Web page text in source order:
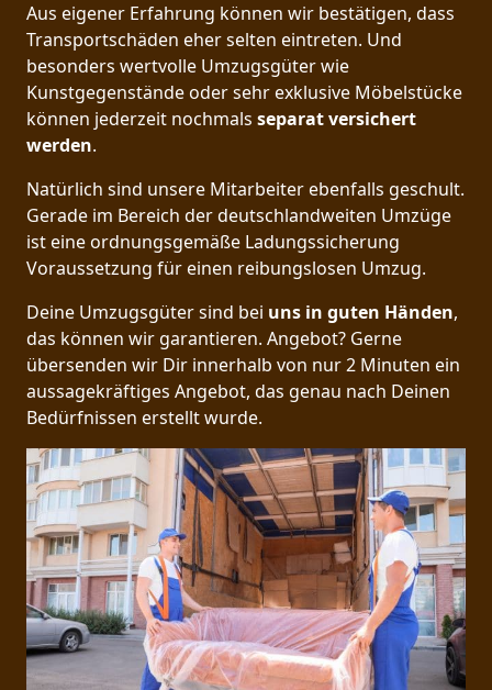
Aus eigener Erfahrung können wir bestätigen, dass
Transportschäden eher selten eintreten. Und
besonders wertvolle Umzugsgüter wie
Kunstgegenstände oder sehr exklusive Möbelstücke
können jederzeit nochmals separat versichert
werden.
Natürlich sind unsere Mitarbeiter ebenfalls geschult.
Gerade im Bereich der deutschlandweiten Umzüge
ist eine ordnungsgemäße Ladungssicherung
Voraussetzung für einen reibungslosen Umzug.
Deine Umzugsgüter sind bei uns in guten Händen,
das können wir garantieren. Angebot? Gerne
übersenden wir Dir innerhalb von nur 2 Minuten ein
aussagekräftiges Angebot, das genau nach Deinen
Bedürfnissen erstellt wurde.